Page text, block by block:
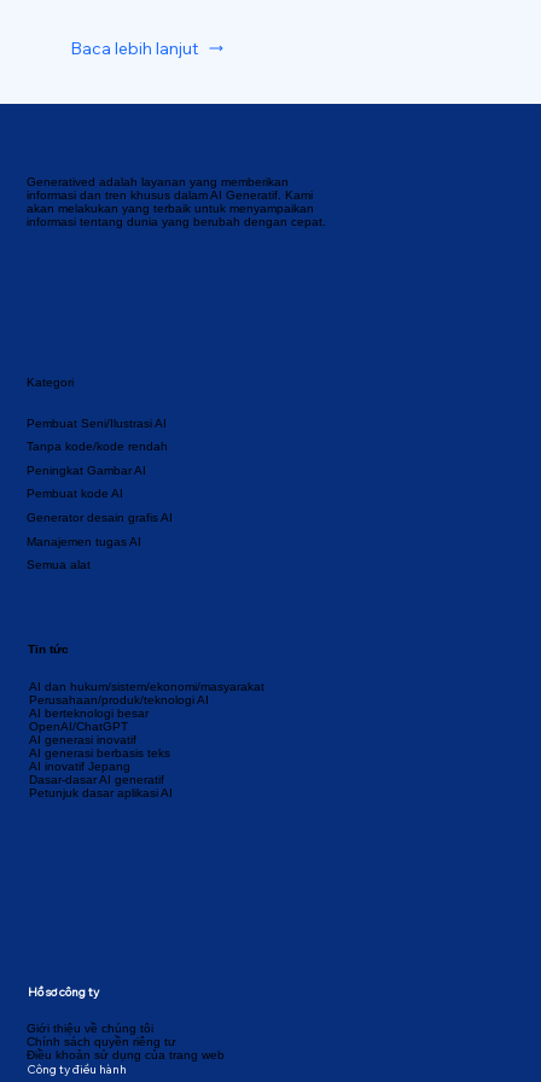
Generatived adalah layanan yang memberikan
informasi dan tren khusus dalam AI Generatif. Kami
akan melakukan yang terbaik untuk menyampaikan
informasi tentang dunia yang berubah dengan cepat.
Kategori
Semua alat
Manajemen tugas AI
Generator desain grafis AI
Tanpa kode/kode rendah
Pembuat kode AI
Peningkat Gambar AI
Pembuat Seni/Ilustrasi AI
AI dan hukum/sistem/ekonomi/masyarakat
Perusahaan/produk/teknologi AI
AI berteknologi besar
OpenAI/ChatGPT
AI generasi inovatif
AI generasi berbasis teks
AI inovatif Jepang
Dasar-dasar AI generatif
Petunjuk dasar aplikasi AI
Tin tức
Giới thiệu về chúng tôi
Chính sách quyền riêng tư
Điều khoản sử dụng của trang web
Công ty điều hành
Hồ sơ công ty
Baca lebih lanjut